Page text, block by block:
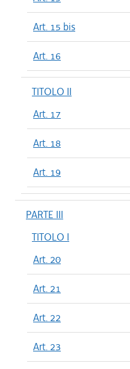
Art. 15 bis
Art. 16
TITOLO II
Art. 17
Art. 18
Art. 19
PARTE III
TITOLO I
Art. 20
Art. 21
Art. 22
Art. 23